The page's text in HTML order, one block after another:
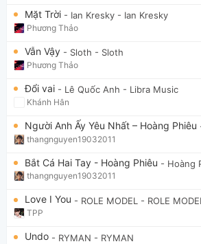
Mặt Trời - Ian Kresky - Ian Kresky
Phương Thảo
Vẫn Vậy - Sloth - Sloth
Phương Thảo
Đổi vai - Lê Quốc Anh - Libra Music
Khánh Hân
Người Anh Ấy Yêu Nhất – Hoàng Phiêu
thangnguyen19032011
Bắt Cá Hai Tay - Hoàng Phiêu - Hoàng
thangnguyen19032011
Love I You - ROLE MODEL - ROLE MODEL
TPP
Undo - RYMAN - RYMAN